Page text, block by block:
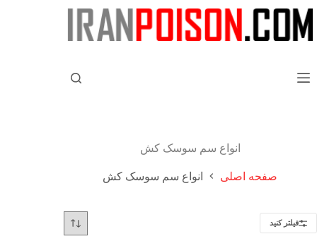
انواع سم سوسک کش
صفحه اصلی انواع سم سوسک کش
فیلتر کنید